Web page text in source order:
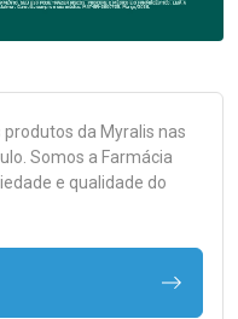
produtos da Myralis nas
Somos a Farmácia
e qualidade do